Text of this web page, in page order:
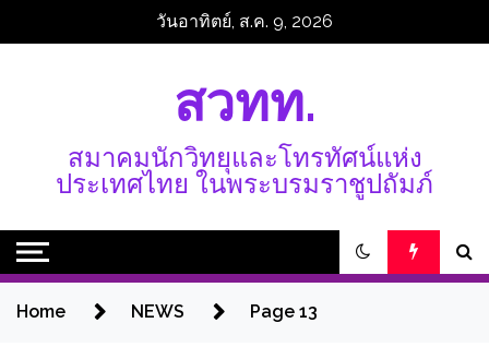
วันอาทิตย์, ส.ค. 9, 2026
สวทท.
สมาคมนักวิทยุและโทรทัศน์แห่ง
ประเทศไทย ในพระบรมราชูปถัมภ์
Home NEWS Page 13